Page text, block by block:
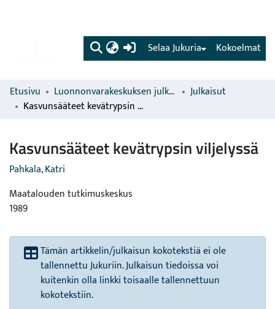
(current) Kokoelmat
Selaa Jukuria
Etusivu Luonnonvarakeskuksen julkaisut
Julkaisut
Kasvunsääteet kevätrypsin viljelyssä
Kasvunsääteet kevätrypsin viljelyssä
Pahkala, Katri
Maatalouden tutkimuskeskus
1989
Tämän artikkelin/julkaisun kokotekstiä ei ole
tallennettu Jukuriin. Julkaisun tiedoissa voi
kuitenkin olla linkki toisaalle tallennettuun
kokotekstiin.